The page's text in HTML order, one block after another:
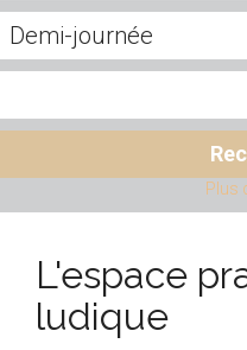
Plus
L'espace
ludique